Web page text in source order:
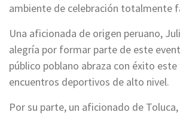
ambiente de celebración totalmente
​Una aficionada de origen peruano,
alegría por formar parte de este
público poblano abraza con éxito
encuentros deportivos de alto nivel.
Por su parte, un aficionado de